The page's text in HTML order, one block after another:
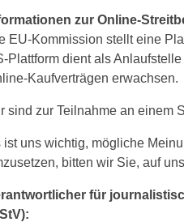
zur Online-
EU-Kommission stellt eine
Plattform dient als
Kaufverträgen erwachsen.
sind zur Teilnahme an einem
ist uns wichtig, mögliche
bitten wir Sie, auf
für